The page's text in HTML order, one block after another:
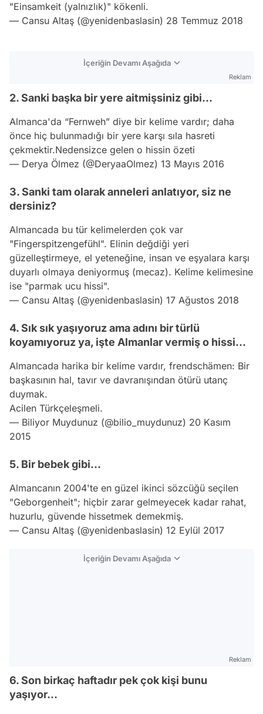
"Einsamkeit (yalnızlık)" kökenli.
— Cansu Altaş (@yenidenbaslasin) 28 Temmuz 2018
İçeriğin Devamı Aşağıda
Reklam
2. Sanki başka bir yere aitmişsiniz gibi...
Almanca'da “Fernweh” diye bir kelime vardır; daha
önce hiç bulunmadığı bir yere karşı sıla hasreti
çekmektir.Nedensizce gelen o hissin özeti
— Derya Ölmez (@DeryaaOlmez) 13 Mayıs 2016
3. Sanki tam olarak anneleri anlatıyor, siz ne
dersiniz?
Almancada bu tür kelimelerden çok var
"Fingerspitzengefühl". Elinin değdiği yeri
güzelleştirmeye, el yeteneğine, insan ve eşyalara karşı
duyarlı olmaya deniyormuş (mecaz). Kelime kelimesine
ise "parmak ucu hissi".
— Cansu Altaş (@yenidenbaslasin) 17 Ağustos 2018
4. Sık sık yaşıyoruz ama adını bir türlü
koyamıyoruz ya, işte Almanlar vermiş o hissi...
Almancada harika bir kelime vardır, frendschämen: Bir
başkasının hal, tavır ve davranışından ötürü utanç
duymak.
Acilen Türkçeleşmeli.
— Biliyor Muydunuz (@bilio_muydunuz) 20 Kasım
2015
5. Bir bebek gibi...
Almancanın 2004'te en güzel ikinci sözcüğü seçilen
"Geborgenheit"; hiçbir zarar gelmeyecek kadar rahat,
huzurlu, güvende hissetmek demekmiş.
— Cansu Altaş (@yenidenbaslasin) 12 Eylül 2017
İçeriğin Devamı Aşağıda
Reklam
6. Son birkaç haftadır pek çok kişi bunu
yaşıyor...